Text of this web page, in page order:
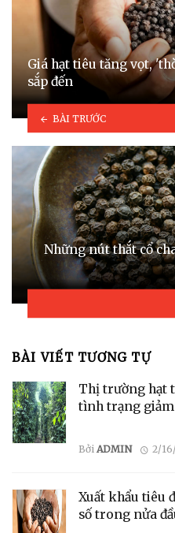
Giá hạt tiêu tăng vọt,
sắp đến
BÀI TRƯỚC
Những nút thắt cổ
BÀI VIẾT TƯƠNG TỰ
Thị trường hạt
tình trạng
Bởi ADMIN 2/
Xuất khẩu tiêu
số trong nửa